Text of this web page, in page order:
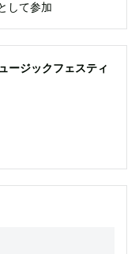
して参加
ージックフェスティ